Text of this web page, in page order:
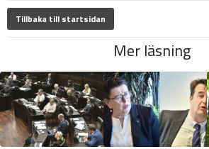
Tillbaka till startsidan
Mer läsning